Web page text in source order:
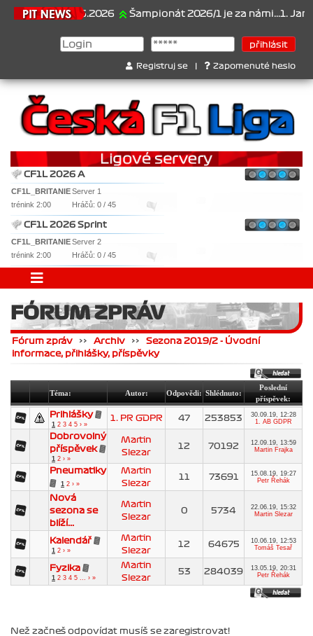
21.6.2026 Šampionát 2026/1 je za námi...1. Jan
Registruj se Zapomenuté heslo
CF1L 2026 A
CF1L_BRITANIEServer 1
trénink 2:00
Hráčů: 0 / 45
CF1L 2026 Sprint
CF1L_BRITANIEServer 2
trénink 2:00
Hráčů: 0 / 45
FÓRUM ZPRÁV
Fórum zpráv >> Archiv >> Sezona 2019/2 - Úvodní
informace, přihlášky, příspěvky
Téma: Autor: Odpovědi: Shlédnuto:
Poslední
příspěvek:
Prihlášky
1 2 3 4 5 › »
1. PR GDPR 47 253853
30.09.19, 12:28
1. AB GDPR
Dobrovolný
příspěvek
1 2 › »
Martin
Slezar
12 70192
12.09.19, 13:59
Martin Frajka
Pneumatiky
1 2 › »
Martin
Slezar
11 73691
15.08.19, 19:27
Petr Řehák
Nová
sezona se
blíží...
Martin
Slezar
0 5734
22.06.19, 15:32
Martin Slezar
Kalendář
1 2 › »
Martin
Slezar
12 64675
10.06.19, 12:53
Tomáš Tesař
Fyzika
1 2 3 4 5 › »
Martin
Slezar
53 284039
13.05.19, 20:31
Petr Řehák
Než začneš odpovídat musíš se zaregistrovat!